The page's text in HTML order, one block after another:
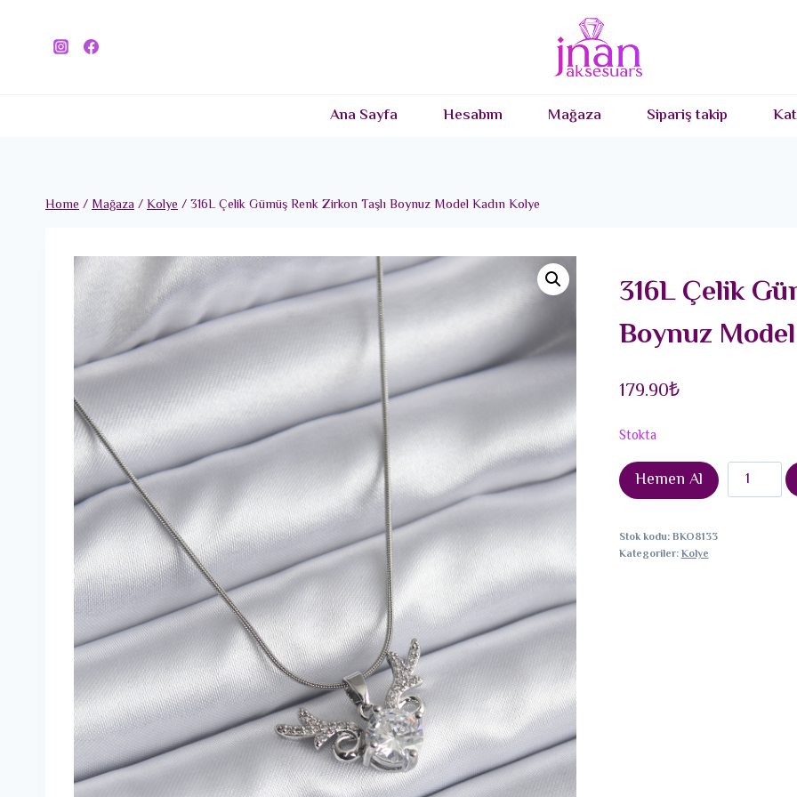
Ana Sayfa Hesabım Mağaza Sipariş takip
Home/Mağaza/Kolye/316L Çelik Gümüş Renk Zirkon Taşlı Boynuz Model Kadın Kolye
316L Çelik
Boynuz
179.90₺
Stokta
Hemen Al
316L
Çelik
Stok kodu:BKO8133
Kategoriler:Kolye